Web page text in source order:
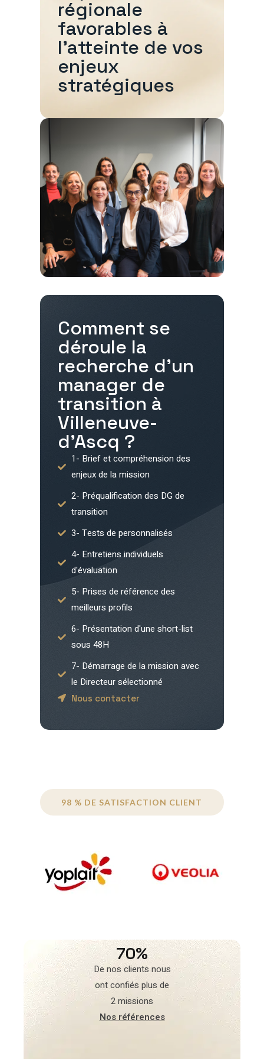
Comment se
déroule la
recherche d'un
manager de
transition à
Villeneuve-
d’Ascq ?
1- Brief et compréhension des
enjeux de la mission
2- Préqualification des DG de
transition
3- Tests de personnalisés
4- Entretiens individuels
d'évaluation
5- Prises de référence des
meilleurs profils
6- Présentation d'une short-list
sous 48H
7- Démarrage de la mission avec
le Directeur sélectionné
Nous contacter
régionale
favorables à
l'atteinte de vos
enjeux
stratégiques
98 % DE SATISFACTION CLIENT
70%
De nos clients nous
ont confiés plus de
2 missions
Nos références